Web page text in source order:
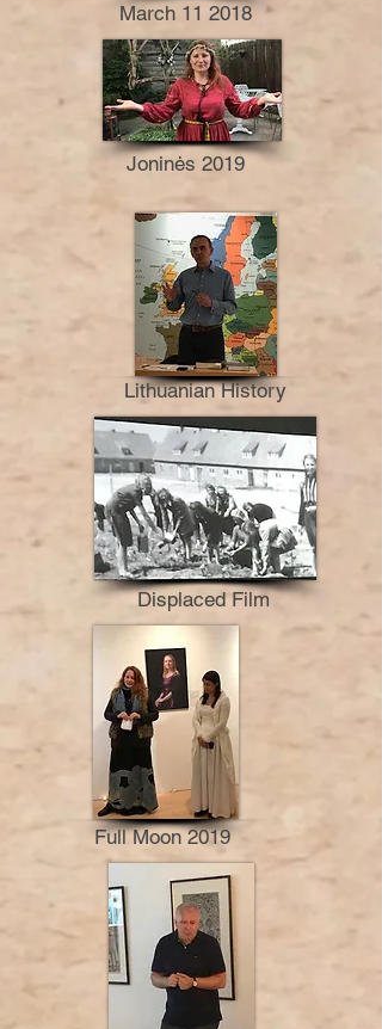
March 11 2018
Joninės 2019
Lithuanian History
Displaced Film
Full Moon 2019